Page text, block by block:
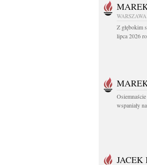
WARSZAWA
Z głębokim
lipca 2026
wspaniały
JACEK